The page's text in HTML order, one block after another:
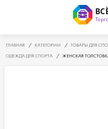
ГЛАВНАЯ / КАТЕГОРИИ / ТОВАРЫ ДЛЯ
ОДЕЖДА ДЛЯ СПОРТА
/ ЖЕНСКАЯ